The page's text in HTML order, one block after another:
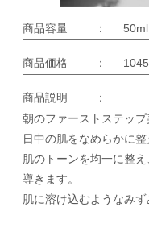
商品容量 ： 50ml
商品価格 ：
商品説明
：
朝のファーストステップ
日中の肌をなめらかに
肌のトーンを均一に整
導きます。
肌に溶け込むようなみず